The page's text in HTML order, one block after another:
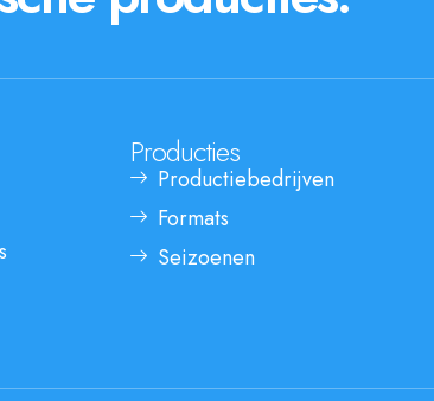
Producties
Productiebedrijven
Formats
Seizoenen